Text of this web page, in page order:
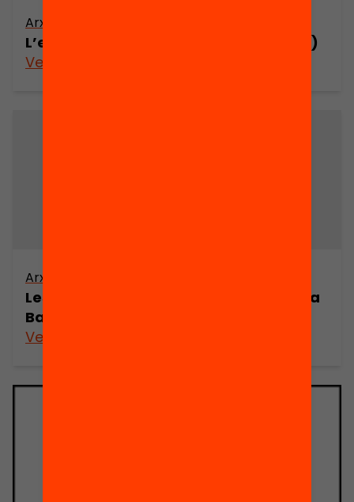
Arxiu
L’escoltisme català (1911-1978) (part 1)
Veure’n més
Arxiu
Les eleccions legislatives i municipals a
Barcelona 1810-1986
Veure’n més